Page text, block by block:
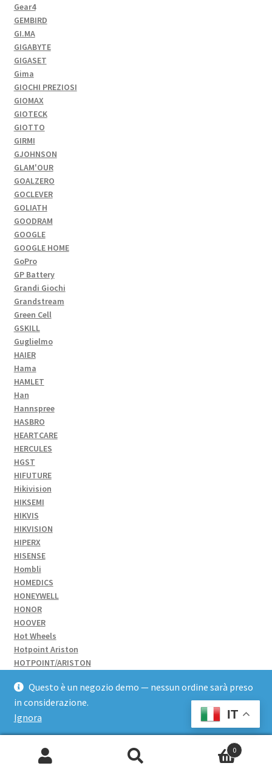
Questo è un negozio demo — nessun ordine sarà preso
in considerazione.
Ignora
Gear4
GEMBIRD
GI.MA
GIGABYTE
GIGASET
Gima
GIOCHI PREZIOSI
GIOMAX
GIOTECK
GIOTTO
GIRMI
GJOHNSON
GLAM'OUR
GOALZERO
GOCLEVER
GOLIATH
GOODRAM
GOOGLE
GOOGLE HOME
GoPro
GP Battery
Grandi Giochi
Grandstream
Green Cell
GSKILL
Guglielmo
HAIER
Hama
HAMLET
Han
Hannspree
HASBRO
HEARTCARE
HERCULES
HGST
HIFUTURE
Hikivision
HIKSEMI
HIKVIS
HIKVISION
HIPERX
HISENSE
Hombli
HOMEDICS
HONEYWELL
HONOR
HOOVER
Hot Wheels
Hotpoint Ariston
HOTPOINT/ARISTON
HP
HP PROMO
HP SUPPL TONER
HPE COMPUTE
0
IT